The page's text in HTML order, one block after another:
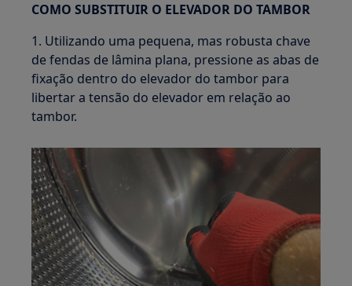
COMO SUBSTITUIR O ELEVADOR DO TAMBOR
1. Utilizando uma pequena, mas robusta chave
de fendas de lâmina plana, pressione as abas de
fixação dentro do elevador do tambor para
libertar a tensão do elevador em relação ao
tambor.